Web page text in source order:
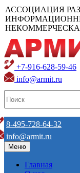
АССОЦИАЦИЯ
+7-916-628-59-46
info@armit.ru
8-495-728-64-32
info@armit.ru
Меню
Главная